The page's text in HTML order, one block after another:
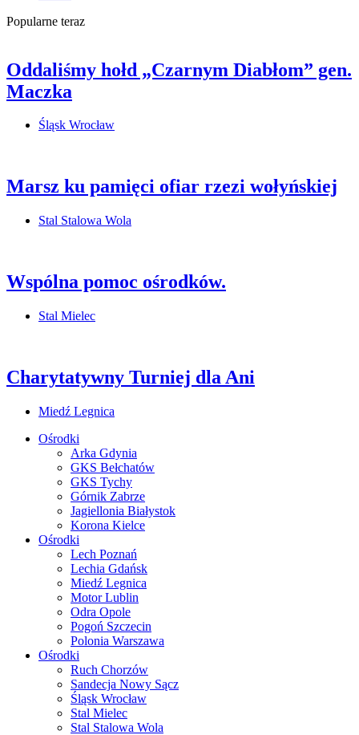
Popularne teraz
Oddaliśmy hołd „Czarnym Diabłom” gen.
Maczka
Śląsk Wrocław
Marsz ku pamięci ofiar rzezi wołyńskiej
Stal Stalowa Wola
Wspólna pomoc ośrodków.
Stal Mielec
Charytatywny Turniej dla Ani
Miedź Legnica
Ośrodki
Arka Gdynia
GKS Bełchatów
GKS Tychy
Górnik Zabrze
Jagiellonia Białystok
Korona Kielce
Ośrodki
Lech Poznań
Lechia Gdańsk
Miedź Legnica
Motor Lublin
Odra Opole
Pogoń Szczecin
Polonia Warszawa
Ośrodki
Ruch Chorzów
Sandecja Nowy Sącz
Śląsk Wrocław
Stal Mielec
Stal Stalowa Wola